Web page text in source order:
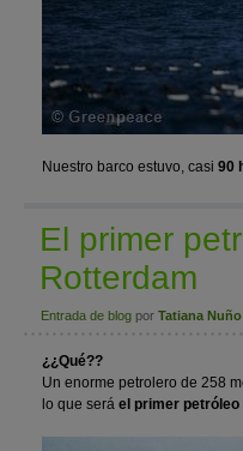
Nuestro barco estuvo, casi 90
El primer
Rotterdam
Entrada de blog por Tatiana Nuño
¿¿Qué??
Un enorme petrolero de 258
lo que será el primer